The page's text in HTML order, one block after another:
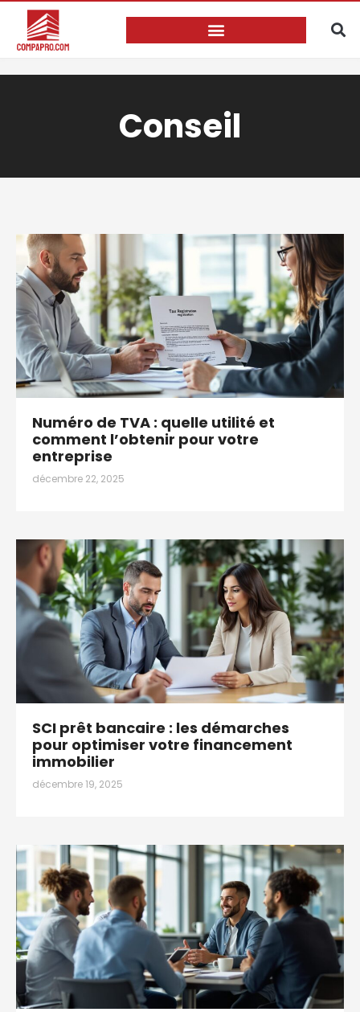
Conseil
Numéro de TVA : quelle utilité et
comment l’obtenir pour votre
entreprise
décembre 22, 2025
SCI prêt bancaire : les démarches
pour optimiser votre financement
immobilier
décembre 19, 2025